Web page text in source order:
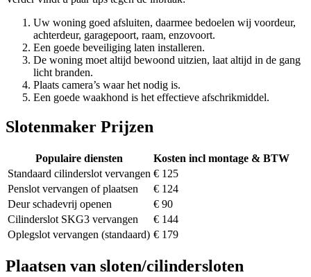
Uw woning goed afsluiten, daarmee bedoelen wij voordeur,
achterdeur, garagepoort, raam, enzovoort.
Een goede beveiliging laten installeren.
De woning moet altijd bewoond uitzien, laat altijd in de gang
licht branden.
Plaats camera’s waar het nodig is.
Een goede waakhond is het effectieve afschrikmiddel.
Slotenmaker Prijzen
Populaire diensten
Kosten incl montage & BTW
Standaard cilinderslot vervangen € 125
Penslot vervangen of plaatsen
€ 124
Deur schadevrij openen
€ 90
Cilinderslot SKG3 vervangen
€ 144
Oplegslot vervangen (standaard) € 179
Plaatsen van sloten/cilindersloten